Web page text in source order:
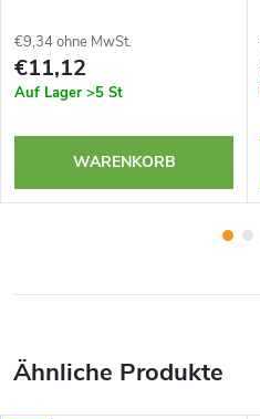
€9,34 ohne MwSt.
€11,12
Auf Lager >5 St
WARENKORB